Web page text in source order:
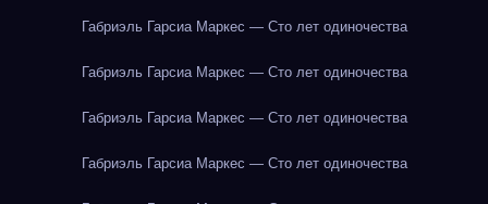
Габриэль Гарсиа Маркес — Сто лет одиночества
Габриэль Гарсиа Маркес — Сто лет одиночества
Габриэль Гарсиа Маркес — Сто лет одиночества
Габриэль Гарсиа Маркес — Сто лет одиночества